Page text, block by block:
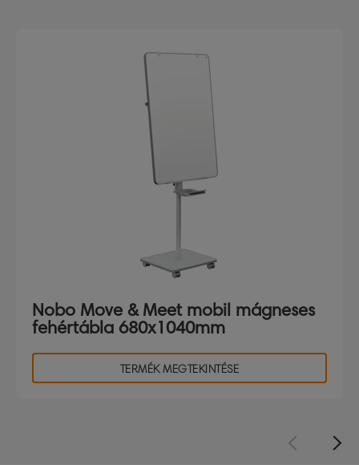
Nobo Move & Meet mobil mágneses
fehértábla 680x1040mm
TERMÉK MEGTEKINTÉSE